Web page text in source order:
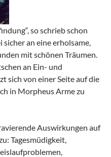
so schrieb schon
an eine erholsame,
mit schönen Träumen.
an Ein- und
sich von einer Seite auf die
in Morpheus Arme zu
Auswirkungen auf
Tagesmüdigkeit,